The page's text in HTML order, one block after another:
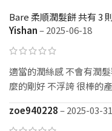
Bare 柔順潤髮餅共有 3
Yishan–2025-06-18
適當的潤絲感 不會有潤
麼的剛好 不浮誇 很棒的
zoe940228–2025-03-31